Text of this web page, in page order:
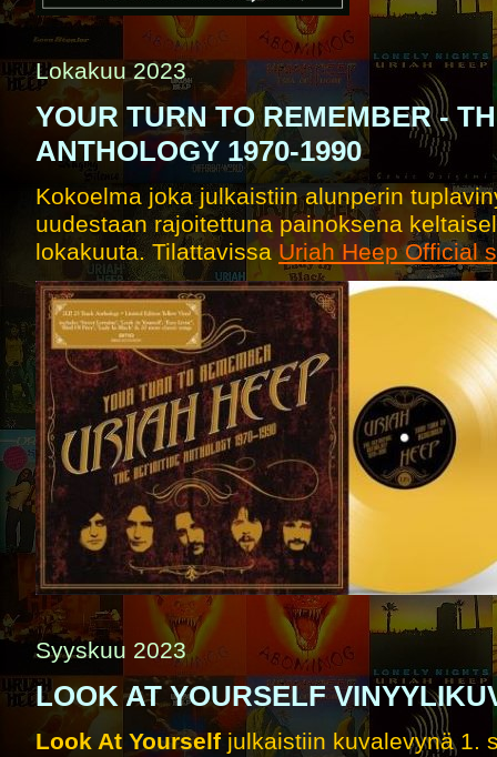
Lokakuu 2023
YOUR TURN TO REMEMBER -
ANTHOLOGY 1970-1990
Kokoelma joka julkaistiin alunperin
uudestaan rajoitettuna painoksena
lokakuuta. TilattavissaUriah Heep Official
Syyskuu 2023
LOOK AT YOURSELF
Look At Yourselfjulkaistiin kuvalevynä 1.